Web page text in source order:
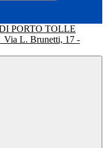
Via L. Brunetti, 17 -